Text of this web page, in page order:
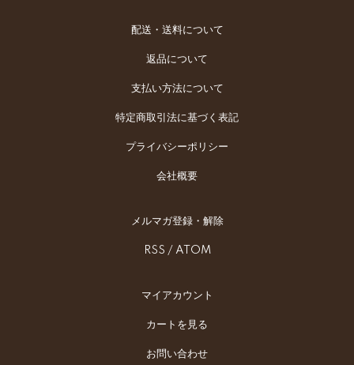
配送・送料について
返品について
支払い方法について
特定商取引法に基づく表記
プライバシーポリシー
会社概要
メルマガ登録・解除
RSS / ATOM
マイアカウント
カートを見る
お問い合わせ